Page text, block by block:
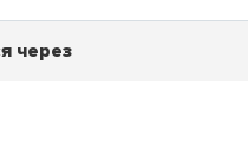
через